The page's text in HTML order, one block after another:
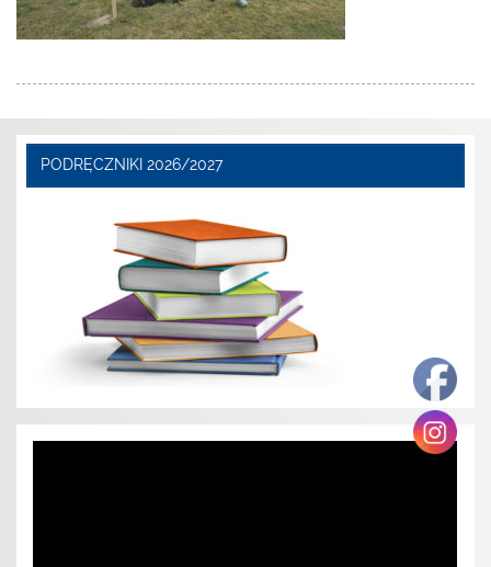
PODRĘCZNIKI 2026/2027